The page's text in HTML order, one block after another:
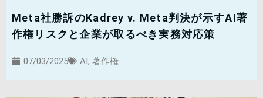
Meta社勝訴のKadrey v. Meta判決が示すAI著
作権リスクと企業が取るべき実務対応策
07/03/2025 AI, 著作権